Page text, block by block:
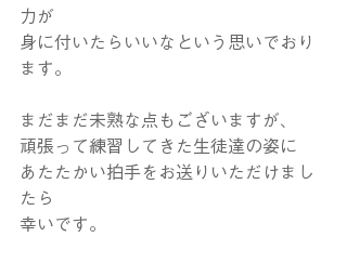
力が
身に付いたらいいなという思いでおり
ます。
まだまだ未熟な点もございますが、
頑張って練習してきた生徒達の姿に
あたたかい拍手をお送りいただけまし
たら
幸いです。